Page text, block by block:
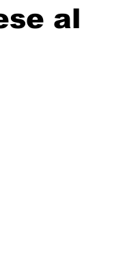
al